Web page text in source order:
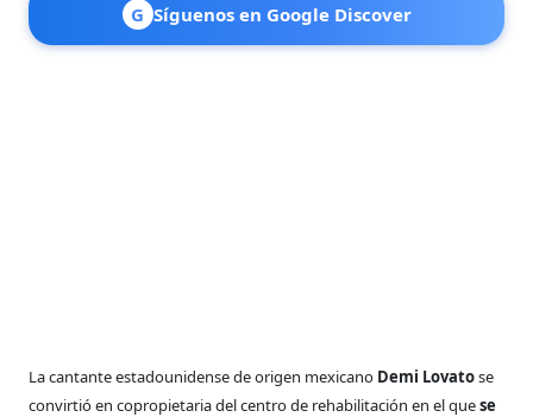
G Síguenos en Google Discover
La cantante estadounidense de origen mexicano Demi Lovatose
convirtió en copropietaria del centro de rehabilitación en el quese